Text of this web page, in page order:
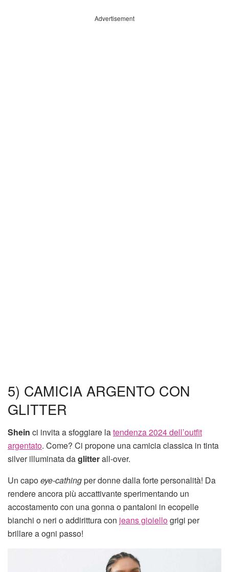
Advertisement
5) CAMICIA ARGENTO CON
GLITTER
Shein ci invita a sfoggiare latendenza 2024 dell’outfit
argentato. Come? Ci propone una camicia classica in tinta
silver illuminata daglitterall-over.
Un capoeye-cathingper donne dalla forte personalità! Da
rendere ancora più accattivante sperimentando un
accostamento con una gonna o pantaloni in ecopelle
bianchi o neri o addirittura con jeans gioiellogrigi per
brillare a ogni passo!